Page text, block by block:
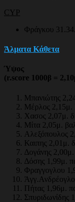
CYP
Φράγκου
Άλματα Κάθετα
Ύψος
(r.score 1000β =
Μπανιώτης
Μέρλος 2,15μ.
Χασος 2,07μ.
Μίτα 2,05μ.
Αλεξόπουλος
Καιπης 2,01μ.
Δογάνης
Δόσης 1,99μ.
Φραγγογλου
Πήτας 1,96μ.